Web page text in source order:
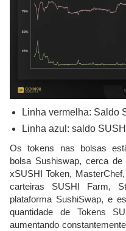
Linha vermelha: Saldo
Linha azul: saldo
Os tokens nas bolsas
bolsa Sushiswap, cerca
xSUSHI Token,
carteiras SUSHI Farm,
plataforma SushiSwap, e
quantidade de Tokens
aumentando